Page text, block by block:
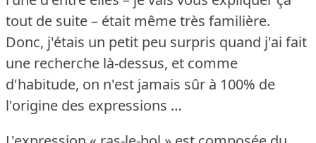
tout de suite – était même très familière.
Donc, j'étais un petit peu surpris quand j'ai fait
une recherche là-dessus, et comme
d'habitude, on n'est jamais sûr à 100% de
l'origine des expressions …